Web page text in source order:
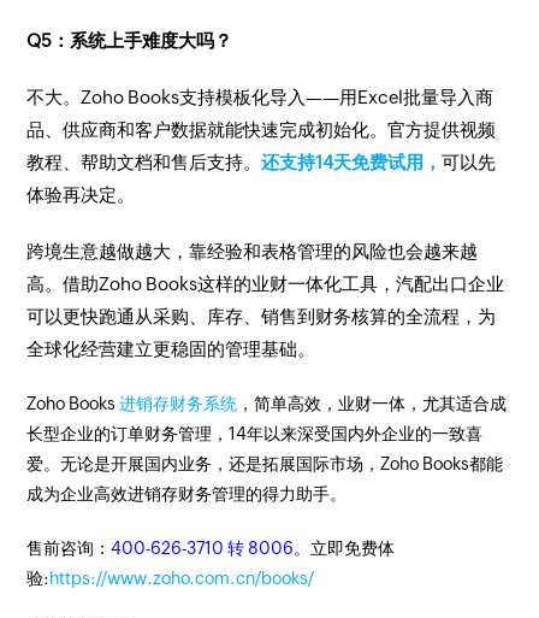
Q5：系统上手难度大吗？
不大。Zoho Books支持模板化导入——用Excel批量导入商
品、供应商和客户数据就能快速完成初始化。官方提供视频
教程、帮助文档和售后支持。还支持14天免费试用，可以先
体验再决定。
跨境生意越做越大，靠经验和表格管理的风险也会越来越
高。借助Zoho Books这样的业财一体化工具，汽配出口企业
可以更快跑通从采购、库存、销售到财务核算的全流程，为
全球化经营建立更稳固的管理基础。
Zoho Books进销存财务系统 ，简单高效，业财一体，尤其适合成
长型企业的订单财务管理，14年以来深受国内外企业的一致喜
爱。无论是开展国内业务，还是拓展国际市场，Zoho Books都能
成为企业高效进销存财务管理的得力助手。
售前咨询：400-626-3710 转 8006。立即免费体
验:https://www.zoho.com.cn/books/